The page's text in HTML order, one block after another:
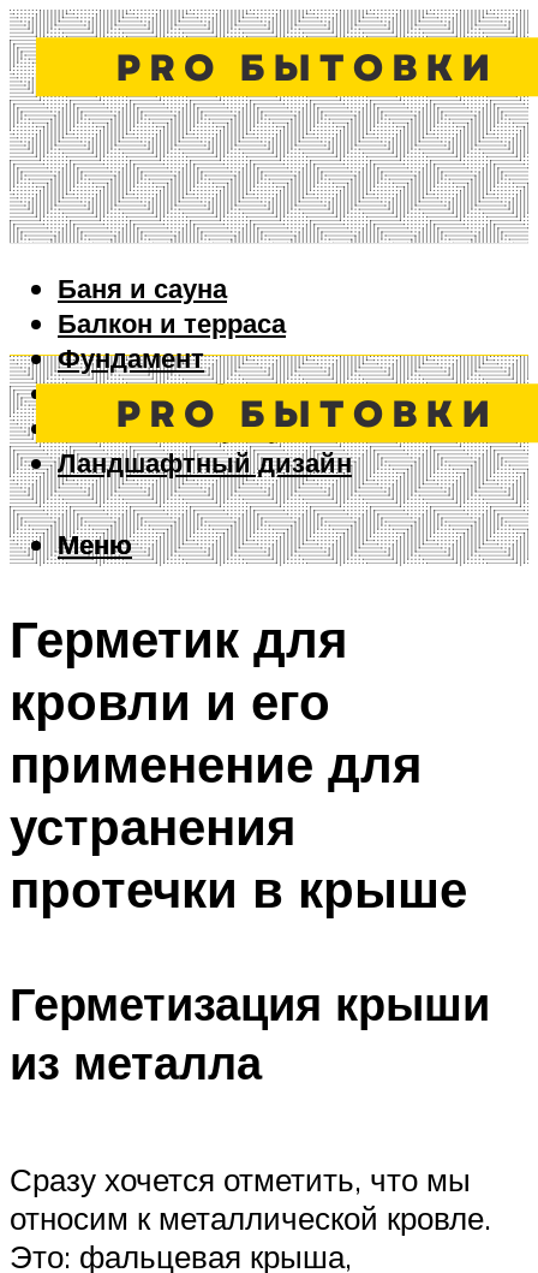
Баня и сауна
Балкон и терраса
Фундамент
Ворота и забор
Дизайн интерьера
Ландшафтный дизайн
Меню
Меню
Герметик для
кровли и его
применение для
устранения
протечки в крыше
Герметизация крыши
из металла
Сразу хочется отметить, что мы
относим к металлической кровле.
Это: фальцевая крыша,